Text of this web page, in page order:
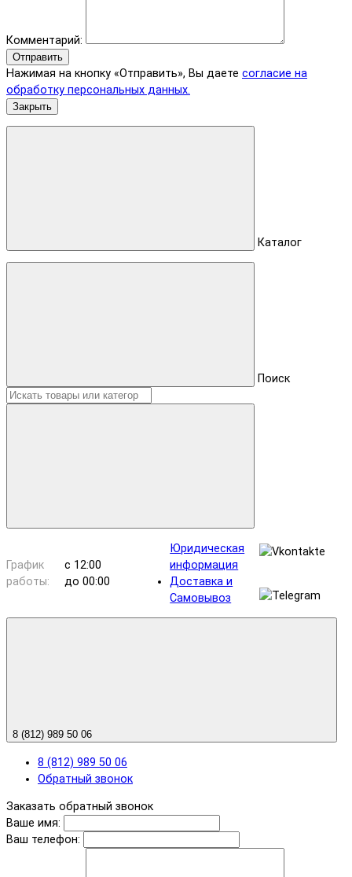
Комментарий:
Отправить
Нажимая на кнопку «Отправить», Вы даете согласие на
обработку персональных данных.
Закрыть
Каталог
Поиск
График
работы:
с 12:00
до 00:00
Юридическая
информация
Доставка и
Самовывоз
8 (812) 989 50 06
8 (812) 989 50 06
Обратный звонок
Заказать обратный звонок
Ваше имя:
Ваш телефон: